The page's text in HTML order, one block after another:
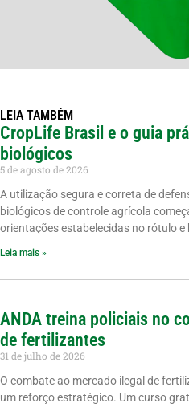
LEIA TAMBÉM
CropLife Brasil e o guia
biológicos
5 de agosto de 2026
A utilização segura e correta de
biológicos de controle agrícola
orientações estabelecidas no rótulo e
Leia mais »
ANDA treina policiais no
de fertilizantes
31 de julho de 2026
O combate ao mercado ilegal de
um reforço estratégico. Um curso